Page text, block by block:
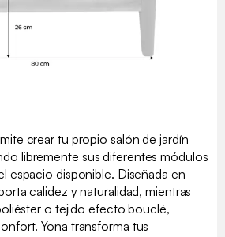
crear tu propio salón de jardín
libremente sus diferentes módulos
espacio disponible. Diseñada en
calidez y naturalidad, mientras
o tejido efecto bouclé,
Yona transforma tus